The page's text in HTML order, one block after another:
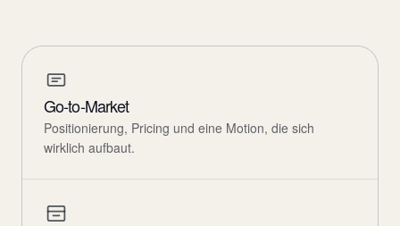
Go-to-Market
Positionierung, Pricing und eine Motion, die sich
wirklich aufbaut.